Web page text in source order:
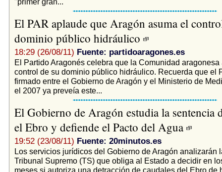
El PAR aplaude que Aragón asuma el
dominio público hidráulico
18:29 (26/08/11) Fuente: partidoaragones.es
El Partido Aragonés celebra que la Comunidad aragonesa
control de su dominio público hidráulico. Recuerda que el
firmado entre el Gobierno de Aragón y el Ministerio de
el 2007 ya preveía este...
El Gobierno de Aragón estudia la sentencia
el Ebro y defiende el Pacto del Agua
19:52 (23/08/11) Fuente: 20minutos.es
Los servicios jurídicos del Gobierno de Aragón analizarán
Tribunal Supremo (TS) que obliga al Estado a decidir en
meses si autoriza una detracción de caudales del Ebro de